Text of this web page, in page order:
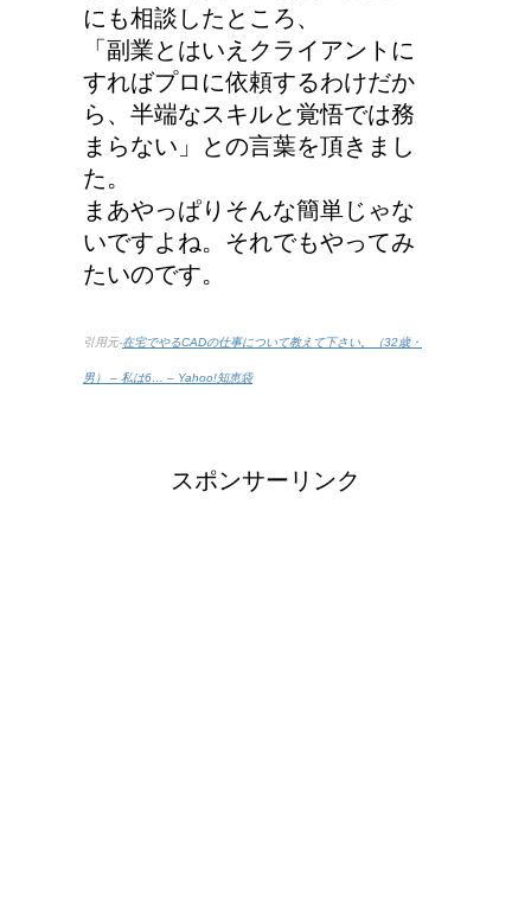
にも相談したところ、
「副業とはいえクライアントに
すればプロに依頼するわけだか
ら、半端なスキルと覚悟では務
まらない」との言葉を頂きまし
た。
まあやっぱりそんな簡単じゃな
いですよね。それでもやってみ
たいのです。
引用元-在宅でやるCADの仕事について教えて下さい。（32歳・
男） – 私は6… – Yahoo!知恵袋
スポンサーリンク